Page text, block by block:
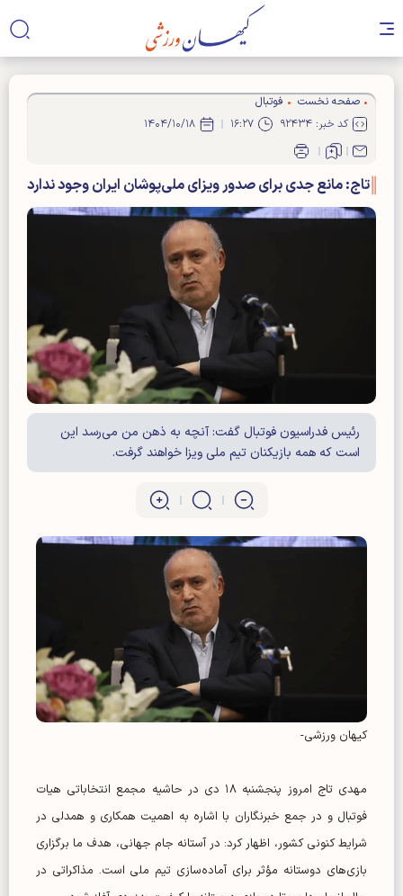
صفحه نخست
فوتبال
کد خبر: ۹۲۴۳۴
۱۶:۲۷ ۱۴۰۴/۱۰/۱۸
تاج: مانع جدی برای صدور ویزای ملی‌پوشان ایران وجود ندارد
رئیس فدراسیون فوتبال گفت: آنچه به ذهن من می‌رسد این
است که همه بازیکنان تیم ملی ویزا خواهند گرفت.
کیهان ورزشی-
مهدی تاج امروز پنجشنبه ۱۸ دی در حاشیه مجمع انتخاباتی هیات
فوتبال و در جمع خبرنگاران با اشاره به اهمیت همکاری و همدلی در
شرایط کنونی کشور، اظهار کرد: در آستانه جام جهانی، هدف ما برگزاری
بازی‌های دوستانه مؤثر برای آماده‌سازی تیم ملی است. مذاکراتی در